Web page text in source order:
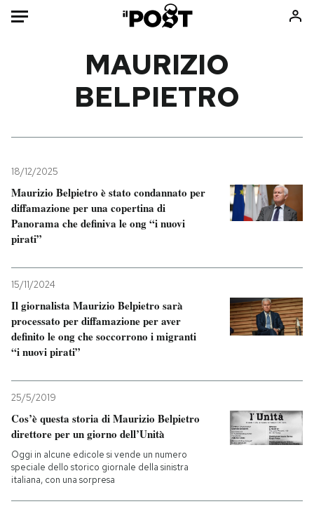
Mondo
Tecnologia
Internet
Scienza
Sport
Libri
Ok Boomer!
Media
PODCAST
I MIEI PREFERITI
SHOP
MAURIZIO
BELPIETRO
18/12/2025
Maurizio Belpietro è stato condannato per
diffamazione per una copertina di
Panorama che definiva le ong “i nuovi
pirati”
15/11/2024
Il giornalista Maurizio Belpietro sarà
processato per diffamazione per aver
definito le ong che soccorrono i migranti
“i nuovi pirati”
25/5/2019
Cos’è questa storia di Maurizio Belpietro
direttore per un giorno dell’Unità
Oggi in alcune edicole si vende un numero
speciale dello storico giornale della sinistra
italiana, con una sorpresa